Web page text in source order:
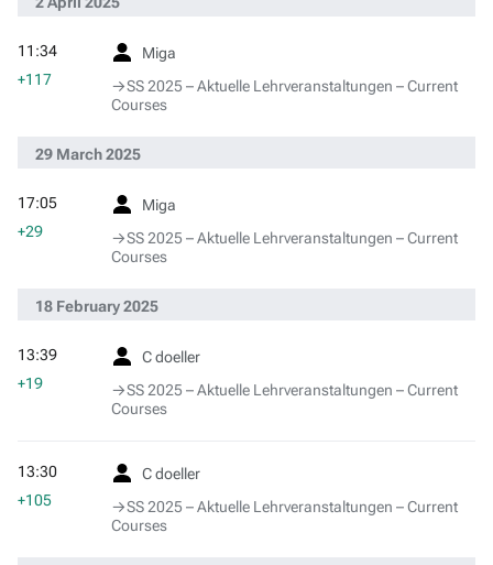
Miga
→‎SS 2025 – Aktuelle Lehrveranstaltungen – Current
Courses
11:34
+117
29 March 2025
Miga
→‎SS 2025 – Aktuelle Lehrveranstaltungen – Current
Courses
17:05
+29
18 February 2025
C doeller
→‎SS 2025 – Aktuelle Lehrveranstaltungen – Current
Courses
13:39
+19
C doeller
→‎SS 2025 – Aktuelle Lehrveranstaltungen – Current
Courses
13:30
+105